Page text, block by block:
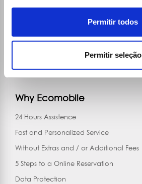
Permitir todos
Permitir seleção
Corporate
News
Contacts
Why Ecomobile
24 Hours Assistence
Fast and Personalized Service
Without Extras and / or Additional Fees
5 Steps to a Online Reservation
Data Protection